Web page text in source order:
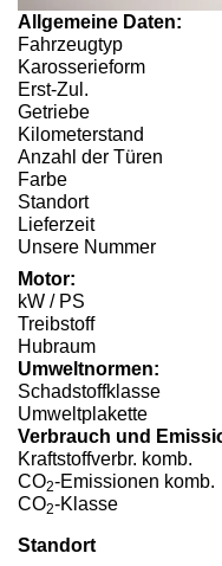
Allgemeine Daten:
Fahrzeugtyp
Karosserieform
Erst-Zul.
Getriebe
Kilometerstand
Anzahl der Türen
Farbe
Standort
Lieferzeit
Unsere Nummer
Motor:
kW / PS
Treibstoff
Hubraum
Umweltnormen:
Schadstoffklasse
Umweltplakette
Verbrauch und
Kraftstoffverbr. komb.
CO2-Emissionen komb.
CO2-Klasse
Standort